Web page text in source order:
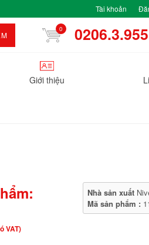
Tài khoản
0
Giới thiệu
VAT)
Nhà sản xuất
Mã sản phẩm :